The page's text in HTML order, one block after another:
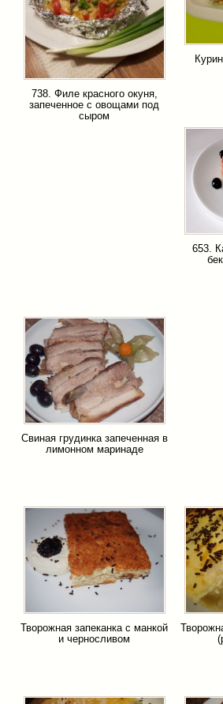
738. Филе красного окуня,
запеченное с овощами под
сыром
653.
Свиная грудинка запеченная в
лимонном маринаде
Творожная запеканка с манкой
и черносливом